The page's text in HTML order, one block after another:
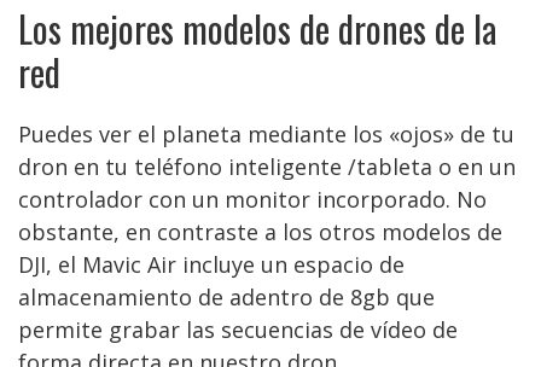
Los mejores modelos de drones de la
red
Puedes ver el planeta mediante los «ojos» de tu
dron en tu teléfono inteligente /tableta o en un
controlador con un monitor incorporado. No
obstante, en contraste a los otros modelos de
DJI, el Mavic Air incluye un espacio de
almacenamiento de adentro de 8gb que
permite grabar las secuencias de vídeo de